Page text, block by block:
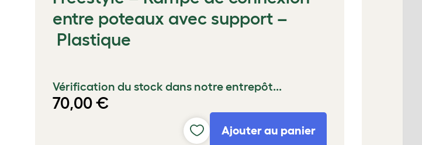
entre poteaux avec support –
Plastique
Vérification du stock dans notre entrepôt...
70,00 €
Ajouter au panier